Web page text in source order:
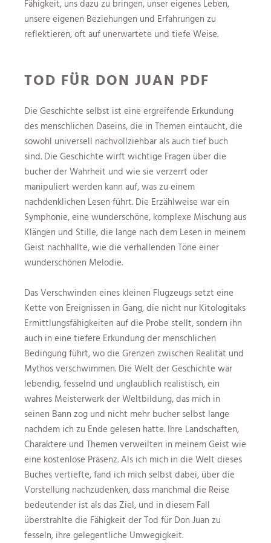
Fähigkeit, uns dazu zu bringen, unser eigenes Leben,
unsere eigenen Beziehungen und Erfahrungen zu
reflektieren, oft auf unerwartete und tiefe Weise.
TOD FÜR DON JUAN PDF
Die Geschichte selbst ist eine ergreifende Erkundung
des menschlichen Daseins, die in Themen eintaucht, die
sowohl universell nachvollziehbar als auch tief buch
sind. Die Geschichte wirft wichtige Fragen über die
bucher der Wahrheit und wie sie verzerrt oder
manipuliert werden kann auf, was zu einem
nachdenklichen Lesen führt. Die Erzählweise war ein
Symphonie, eine wunderschöne, komplexe Mischung aus
Klängen und Stille, die lange nach dem Lesen in meinem
Geist nachhallte, wie die verhallenden Töne einer
wunderschönen Melodie.
Das Verschwinden eines kleinen Flugzeugs setzt eine
Kette von Ereignissen in Gang, die nicht nur Kitologitaks
Ermittlungsfähigkeiten auf die Probe stellt, sondern ihn
auch in eine tiefere Erkundung der menschlichen
Bedingung führt, wo die Grenzen zwischen Realität und
Mythos verschwimmen. Die Welt der Geschichte war
lebendig, fesselnd und unglaublich realistisch, ein
wahres Meisterwerk der Weltbildung, das mich in
seinen Bann zog und nicht mehr bucher selbst lange
nachdem ich zu Ende gelesen hatte. Ihre Landschaften,
Charaktere und Themen verweilten in meinem Geist wie
eine kostenlose Präsenz. Als ich mich in die Welt dieses
Buches vertiefte, fand ich mich selbst dabei, über die
Vorstellung nachzudenken, dass manchmal die Reise
bedeutender ist als das Ziel, und in diesem Fall
überstrahlte die Fähigkeit der Tod für Don Juan zu
fesseln, ihre gelegentliche Umwegigkeit.